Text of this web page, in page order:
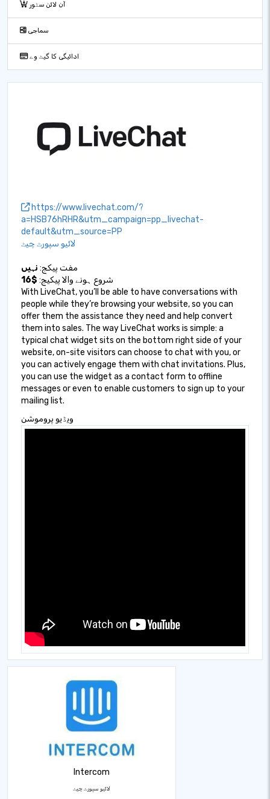
آن لائن سٹور
سماجی
ادائیگی کا گیٹ وے
https://www.livechat.com/?
a=HSB76hRHR&utm_campaign=pp_livechat-
default&utm_source=PP
لائیو سپورٹ چیٹ
مفت پیکج: نہیں
شروع ہونے والا پیکیج: $16
With LiveChat, you’ll be able to have conversations with
people while they’re browsing your website, so you can
offer them the assistance they need and help convert
them into sales. The way LiveChat works is simple: a
typical chat widget sits on the bottom right side of your
website, on-site visitors can choose to chat with you, or
you can actively engage them with chat invitations. Plus,
you can use the widget as a contact form to offline
messages or even to enable customers to sign up to your
mailing list.
ویڈیو پروموشن
Intercom
لائیو سپورٹ چیٹ